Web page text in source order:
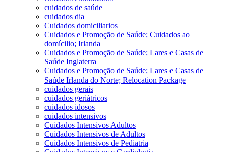
cuidados de saúde
cuidados dia
Cuidados domiciliarios
Cuidados e Promoção de Saúde; Cuidados ao
domícilio; Irlanda
Cuidados e Promoção de Saúde; Lares e Casas de
Saúde Inglaterra
Cuidados e Promoção de Saúde; Lares e Casas de
Saúde Irlanda do Norte; Relocation Package
cuidados gerais
cuidados geriátricos
cuidados idosos
cuidados intensivos
Cuidados Intensivos Adultos
Cuidados Intensivos de Adultos
Cuidados Intensivos de Pediatria